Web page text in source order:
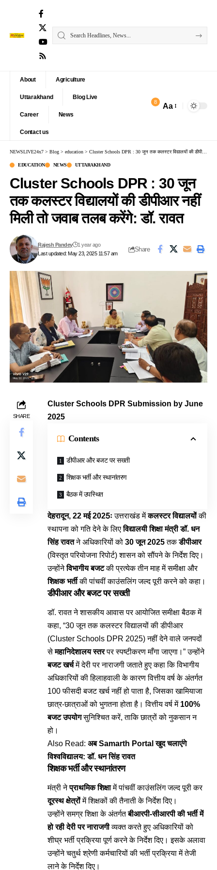
About Agriculture
Uttarakhand Blog Live
Career News
Contact us
8 Aa
NEWSLIVE24x7 > Blog > education > Cluster Schools DPR : 30 जून तक कलस्टर विद्यालयों की डीपीआर नहीं मिली तो जवाब तलब करेंगे: डॉ. रावत
EDUCATION NEWS UTTARAKHAND
Cluster Schools DPR : 30 जून
तक कलस्टर विद्यालयों की डीपीआर नहीं
मिली तो जवाब तलब करेंगे: डॉ. रावत
Last updated: May 23, 2025 11:57 am
Rajesh Pandey 1 year ago
Share
SHARE
Cluster Schools DPR Submission by June
2025
Contents
डीपीआर और बजट पर सख्ती
शिक्षक भर्ती और स्थानांतरण
बैठक में उपस्थित
देहरादून, 22 मई 2025ःउत्तराखंड मेंकलस्टर विद्यालयोंकी
स्थापना को गति देने के लिएविद्यालयी शिक्षामंत्री डॉ. धन
सिंह रावतने अधिकारियों को 30 जून 2025तकडीपीआर
(विस्तृत परियोजना रिपोर्ट) शासन को सौंपने के निर्देश दिए।
उन्होंनेविभागीय बजटकी प्रत्येक तीन माह में समीक्षा और
शिक्षक भर्तीकी पांचवीं काउंसलिंग जल्द पूरी करने को कहा।
डीपीआर और बजट पर सख्ती
डॉ. रावत ने शासकीय आवास पर आयोजित समीक्षा बैठक में
कहा, “30 जून तक कलस्टर विद्यालयों की डीपीआर
(Cluster Schools DPR 2025) नहीं देने वाले जनपदों
सेमहानिदेशालय स्तरपर स्पष्टीकरण माँगा जाएगा।” उन्होंने
बजट खर्चमें देरी पर नाराजगी जताते हुए कहा कि विभागीय
अधिकारियों की हिलाहवाली के कारण वित्तीय वर्ष के अंतर्गत
100 फीसदी बजट खर्च नहीं हो पाता है, जिसका खामियाजा
छात्र-छात्राओं को भुगतना होता है। वित्तीय वर्ष में 100%
बजट उपयोगसुनिश्चित करें, ताकि छात्रों को नुकसान न
हो।
Also Read: अब Samarth Portal खुद चलाएंगे
विश्वविद्यालय: डॉ. धन सिंह रावत
शिक्षक भर्ती और स्थानांतरण
मंत्री नेप्राथमिक शिक्षामें पांचवीं काउंसलिंग जल्द पूरी कर
दूरस्थ क्षेत्रोंमें शिक्षकों की तैनाती के निर्देश दिए।
उन्होंने समग्र शिक्षा के अंतर्गतबीआरपी-सीआरपी की भर्ती में
हो रही देरी पर नाराजगीव्यक्त करते हुए अधिकारियों को
शीघ्र भर्ती प्रक्रिया पूर्ण करने के निर्देश दिए। इसके अलावा
उन्होंने चतुर्थ श्रेणी कर्मचारियों की भर्ती प्रक्रिया में तेजी
लाने के निर्देश दिए।